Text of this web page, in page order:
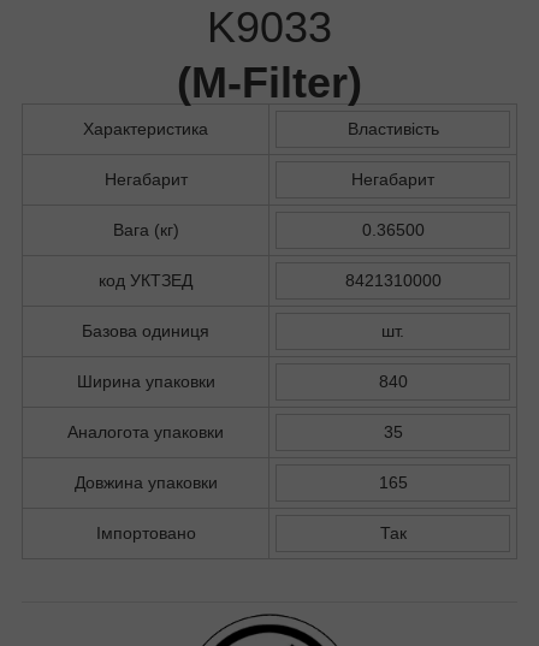
K9033
(M-Filter)
Характеристика Властивість
Негабарит Негабарит
Вага (кг) 0.36500
код УКТЗЕД 8421310000
Базова одиниця шт.
Ширина упаковки 840
Аналогота упаковки 35
Довжина упаковки 165
Імпортовано Так